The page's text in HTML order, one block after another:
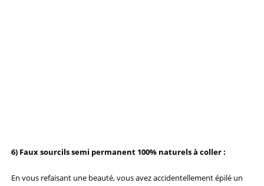
6) Faux sourcils semi permanent 100% naturels à coller :
En vous refaisant une beauté, vous avez accidentellement épilé un